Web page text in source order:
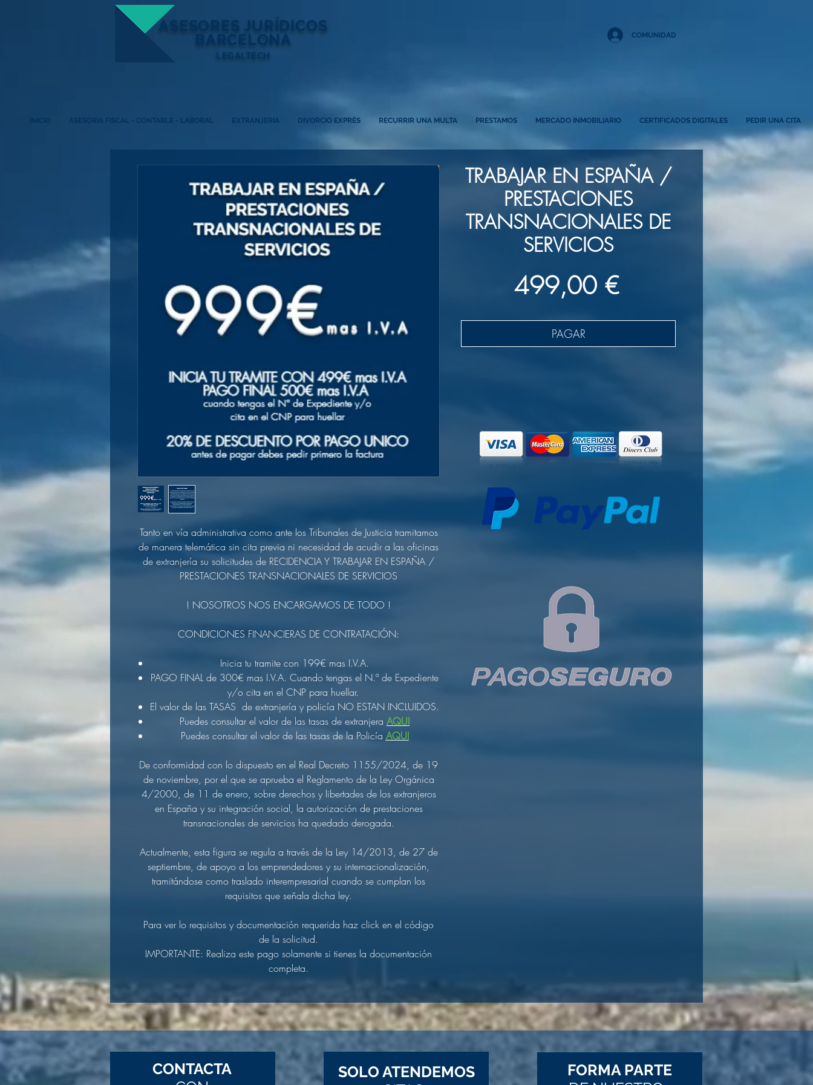
ASESORES JURÍDICOS
BARCELONA COMUNIDAD
ASESORIA FISCAL - CONTABLE - LABORAL EXTRANJERIA DIVORCIO EXPRÉS RECURRIR UNA MULTA PRESTAMOS MERCADO INMOBILIARIO CERTIFICADOS DIGITALES PEDIR UNA CITA
Tanto en vía administrativa como ante los Tribunales de Justicia tramitamos
de manera telemática sin cita previa ni necesidad de acudir a las oficinas
de extranjería su solicitudes de RECIDENCIA Y TRABAJAR EN ESPAÑA /
PRESTACIONES TRANSNACIONALES DE SERVICIOS
! NOSOTROS NOS ENCARGAMOS DE TODO !
CONDICIONES FINANCIERAS DE CONTRATACIÓN:
Inicia tu tramite con 199€ mas I.V.A.
PAGO FINAL de 300€ mas I.V.A. Cuando tengas el N.º de Expediente
y/o cita en el CNP para huellar.
El valor de las TASAS de extranjería y policía NO ESTAN INCLUIDOS.
Puedes consultar el valor de las tasas de extranjera AQUI
Puedes consultar el valor de las tasas de la Policía AQUI
De conformidad con lo dispuesto en el Real Decreto 1155/2024, de 19
de noviembre, por el que se aprueba el Reglamento de la Ley Orgánica
4/2000, de 11 de enero, sobre derechos y libertades de los extranjeros
en España y su integración social, la autorización de prestaciones
transnacionales de servicios ha quedado derogada.​
Actualmente, esta figura se regula a través de la Ley 14/2013, de 27 de
septiembre, de apoyo a los emprendedores y su internacionalización,
tramitándose como traslado interempresarial cuando se cumplan los
requisitos que señala dicha ley.
Para ver lo requisitos y documentación requerida haz click en el código
de la solicitud.
IMPORTANTE: Realiza este pago solamente si tienes la documentación
completa.
TRABAJAR EN ESPAÑA /
PRESTACIONES
TRANSNACIONALES DE
SERVICIOS
499,00 €Precio
PAGAR
CONTACTA
SOLO ATENDEMOS
FORMA PARTE